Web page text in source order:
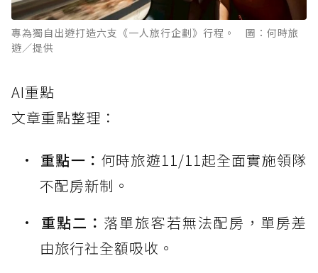
專為獨自出遊打造六支《一人旅行企劃》行程。 圖：何時旅
遊／提供
AI重點
文章重點整理：
重點一： 何時旅遊11/11起全面實施領隊
不配房新制。
重點二： 落單旅客若無法配房，單房差
由旅行社全額吸收。